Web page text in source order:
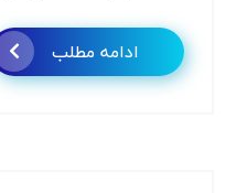
ادامه مطلب